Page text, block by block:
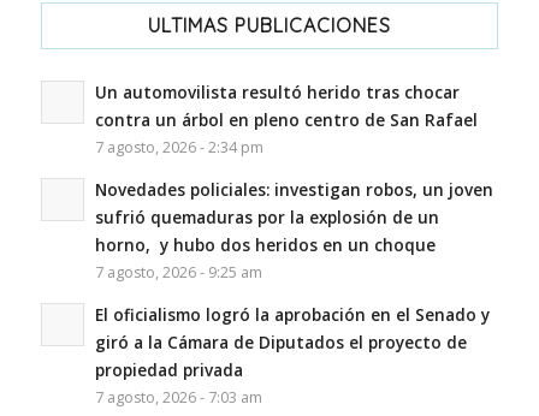
ULTIMAS PUBLICACIONES
Un automovilista resultó herido tras chocar
contra un árbol en pleno centro de San Rafael
7 agosto, 2026 - 2:34 pm
Novedades policiales: investigan robos, un joven
sufrió quemaduras por la explosión de un
horno, y hubo dos heridos en un choque
7 agosto, 2026 - 9:25 am
El oficialismo logró la aprobación en el Senado y
giró a la Cámara de Diputados el proyecto de
propiedad privada
7 agosto, 2026 - 7:03 am